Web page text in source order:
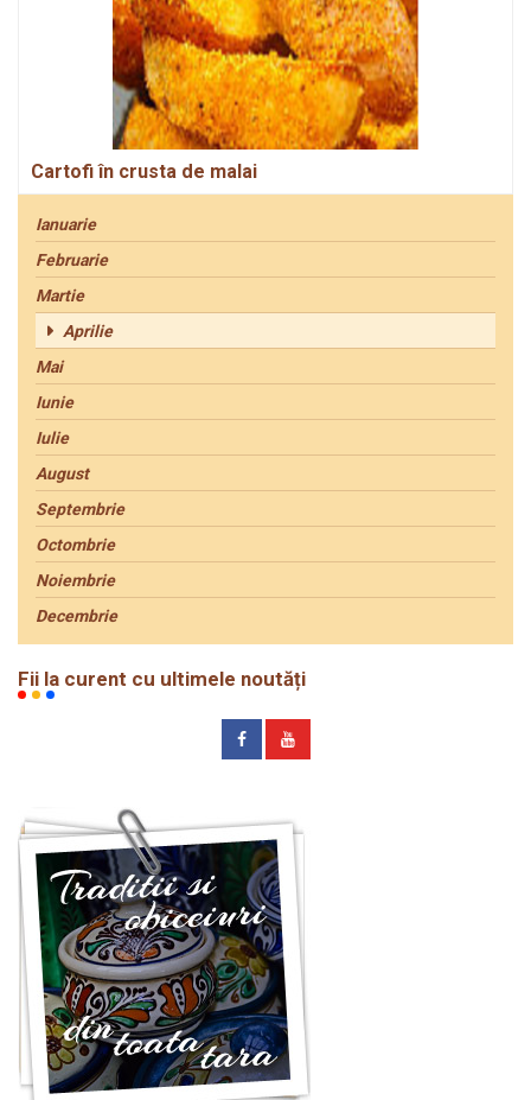
Cartofi în crusta de malai
Ianuarie
Februarie
Martie
Aprilie
Mai
Iunie
Iulie
August
Septembrie
Octombrie
Noiembrie
Decembrie
Fii la curent cu ultimele noutăți